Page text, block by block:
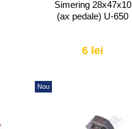
Simering 28x47x10
(ax pedale) U-650
6 lei
Nou